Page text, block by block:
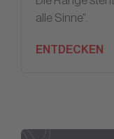
alle Sinne“.
ENTDECKEN